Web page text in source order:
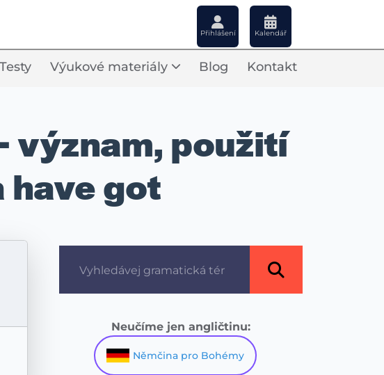
Přihlášení Kalendář
Testy Výukové materiály Blog Kontakt
význam, použití
have got
Neučíme jen angličtinu:
Němčina pro Bohémy